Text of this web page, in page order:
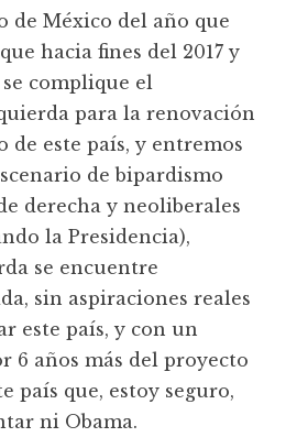
de México del año que
hacia fines del 2017 y
complique el
para la renovación
de este país, y entremos
de bipardismo
derecha y neoliberales
la Presidencia),
se encuentre
sin aspiraciones reales
este país, y con un
6 años más del proyecto
país que, estoy seguro,
ni Obama.